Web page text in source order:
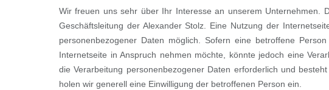
Wir freuen uns sehr über Ihr Interesse an unserem Unternehmen.
Geschäftsleitung der Alexander Stolz. Eine Nutzung der
personenbezogener Daten möglich. Sofern eine betroffene
Internetseite in Anspruch nehmen möchte, könnte jedoch eine
die Verarbeitung personenbezogener Daten erforderlich und
holen wir generell eine Einwilligung der betroffenen Person ein.